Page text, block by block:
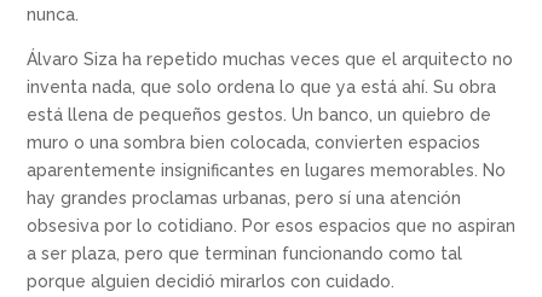
nunca.
Álvaro Siza ha repetido muchas veces que el arquitecto no
inventa nada, que solo ordena lo que ya está ahí. Su obra
está llena de pequeños gestos. Un banco, un quiebro de
muro o una sombra bien colocada, convierten espacios
aparentemente insignificantes en lugares memorables. No
hay grandes proclamas urbanas, pero sí una atención
obsesiva por lo cotidiano. Por esos espacios que no aspiran
a ser plaza, pero que terminan funcionando como tal
porque alguien decidió mirarlos con cuidado.